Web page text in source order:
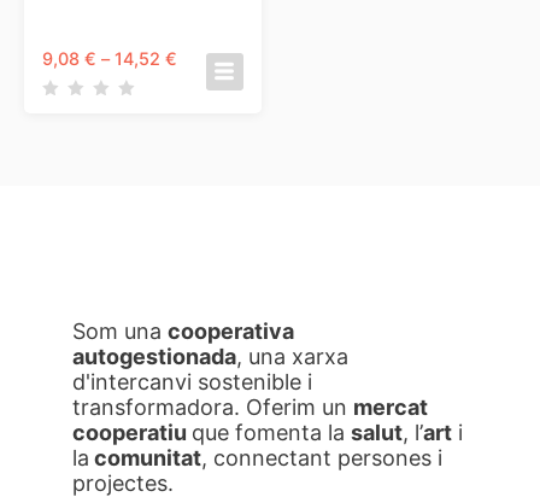
9,08 € – 14,52 € Interval
Som una cooperativa
autogestionada, una xarxa
d'intercanvi sostenible i
transformadora. Oferim un mercat
cooperatiu que fomenta la salut, l’art i
la comunitat, connectant persones i
projectes.